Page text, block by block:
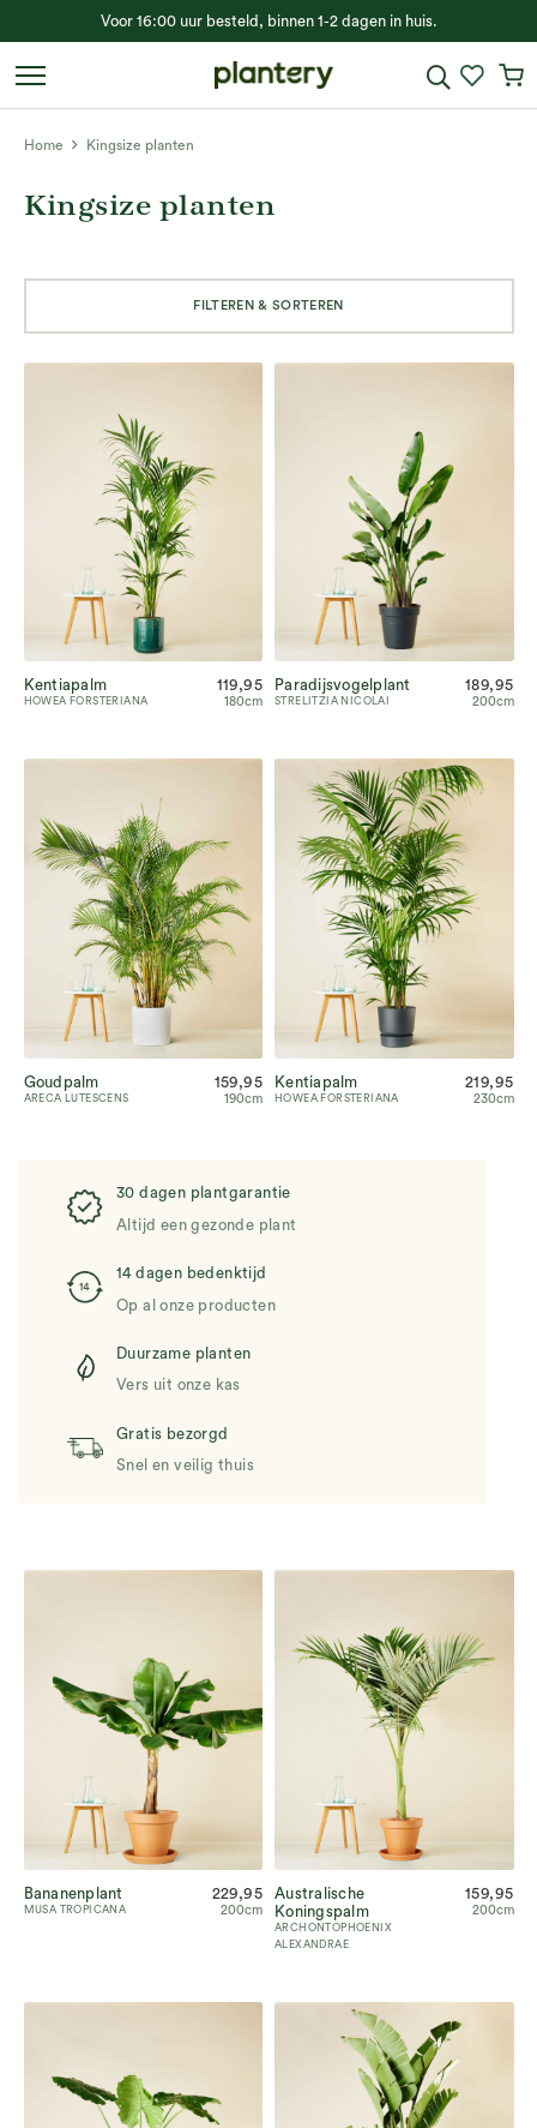
Voor 16:00 uur besteld, binnen 1-2 dagen in huis.
Home Kingsize planten
Kingsize planten
FILTEREN & SORTEREN
Kentiapalm
HOWEA FORSTERIANA
119,95
180cm
Paradijsvogelplant
STRELITZIA NICOLAI
189,95
200cm
Goudpalm
ARECA LUTESCENS
159,95
190cm
Kentiapalm
HOWEA FORSTERIANA
219,95
230cm
30 dagen plantgarantie
Altijd een gezonde plant
14 dagen bedenktijd
Op al onze producten
Duurzame planten
Vers uit onze kas
Gratis bezorgd
Snel en veilig thuis
Bananenplant
MUSA TROPICANA
229,95
200cm
Australische
Koningspalm
ARCHONTOPHOENIX
ALEXANDRAE
159,95
200cm